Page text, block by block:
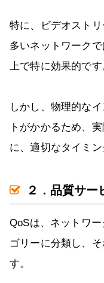
特に、ビデオスト
多いネットワーク
上で特に効果的です
しかし、物理的な
トがかかるため、
に、適切なタイミ
２．品質サー
QoSは、ネットワ
ゴリーに分類し、
す。